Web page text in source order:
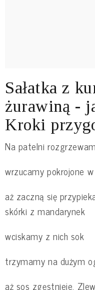
Sałatka z
żurawiną -
Kroki
Na patelni
wrzucamy pokrojone
aż zaczną się
skórki z mandarynek
wciskamy z nich sok
trzymamy na dużym
aż sos zgęstnieje.